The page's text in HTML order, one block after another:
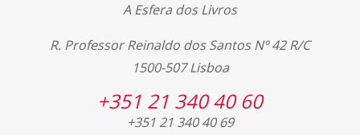
A Esfera dos Livros
R. Professor Reinaldo dos Santos Nº 42 R/C
1500-507 Lisboa
+351 21 340 40 60
+351 21 340 40 69